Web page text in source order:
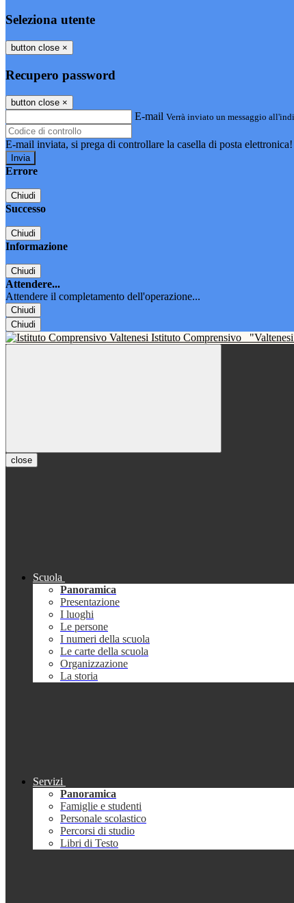
Seleziona utente
button close ×
Recupero password
button close ×
E-mail Verrà inviato un messaggio
E-mail inviata, si prega di controllare la casella di posta elettronica!
Errore
Chiudi
Successo
Chiudi
Informazione
Chiudi
Attendere...
Attendere il completamento dell'operazione...
Chiudi
Chiudi
Istituto Comprensivo
close
Scuola
Panoramica
Presentazione
I luoghi
Le persone
I numeri della scuola
Le carte della scuola
Organizzazione
La storia
Servizi
Panoramica
Famiglie e studenti
Personale scolastico
Percorsi di studio
Libri di Testo